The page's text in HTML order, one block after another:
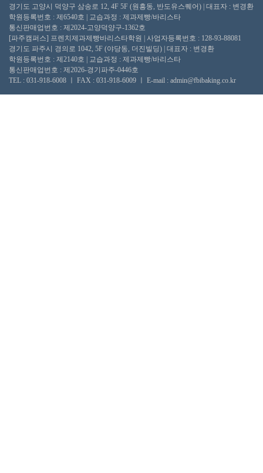
경기도 고양시 덕양구 삼송로 12, 4F 5F (원흥동, 반도유스퀘어) | 대표자 : 변경환
학원등록번호 : 제6540호 | 교습과정 : 제과제빵/바리스타
통신판매업번호 : 제2024-고양덕양구-1362호
[파주캠퍼스] 프렌치제과제빵바리스타학원 | 사업자등록번호 : 128-93-88081
경기도 파주시 경의로 1042, 5F (야당동, 더진빌딩) | 대표자 : 변경환
학원등록번호 : 제2140호 | 교습과정 : 제과제빵/바리스타
통신판매업번호 : 제2026-경기파주-0446호
TEL : 031-918-6008 ㅣ FAX : 031-918-6009 ㅣ E-mail : admin@fbibaking.co.kr